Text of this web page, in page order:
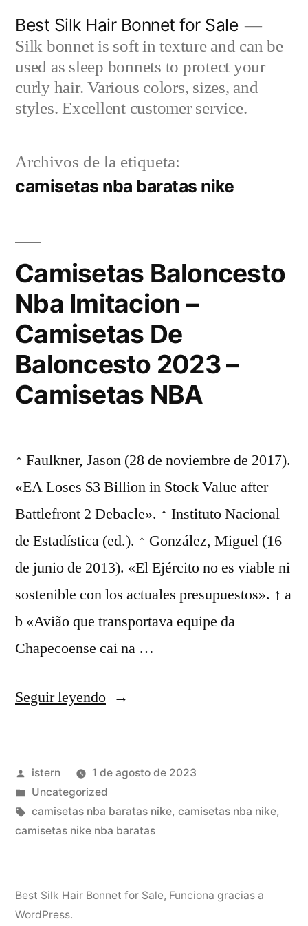
contenido
Best Silk Hair Bonnet for Sale
Silk bonnet is soft in texture and can be
used as sleep bonnets to protect your
curly hair. Various colors, sizes, and
styles. Excellent customer service.
Archivos de la etiqueta:
camisetas nba baratas nike
Camisetas Baloncesto
Nba Imitacion –
Camisetas De
Baloncesto 2023 –
Camisetas NBA
↑ Faulkner, Jason (28 de noviembre de 2017).
«EA Loses $3 Billion in Stock Value after
Battlefront 2 Debacle». ↑ Instituto Nacional
de Estadística (ed.). ↑ González, Miguel (16
de junio de 2013). «El Ejército no es viable ni
sostenible con los actuales presupuestos». ↑ a
b «Avião que transportava equipe da
Chapecoense cai na …
Seguir leyendo«Camisetas
Imitacion
–
Camisetas
Publicado
por
istern
1 de agosto de 2023
Publicado
en
Uncategorized
Etiquetas:
camisetas nba baratas nike, camisetas nba nike,
camisetas nike nba baratas
Best Silk Hair Bonnet for Sale, Funciona gracias a
WordPress.